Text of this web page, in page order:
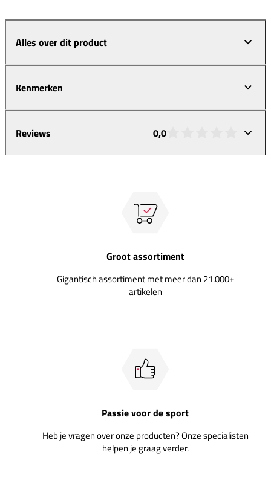
Alles over dit product
Kenmerken
Reviews 0,0
Groot assortiment
Gigantisch assortiment met meer dan 21.000+
artikelen
Passie voor de sport
Heb je vragen over onze producten? Onze specialisten
helpen je graag verder.